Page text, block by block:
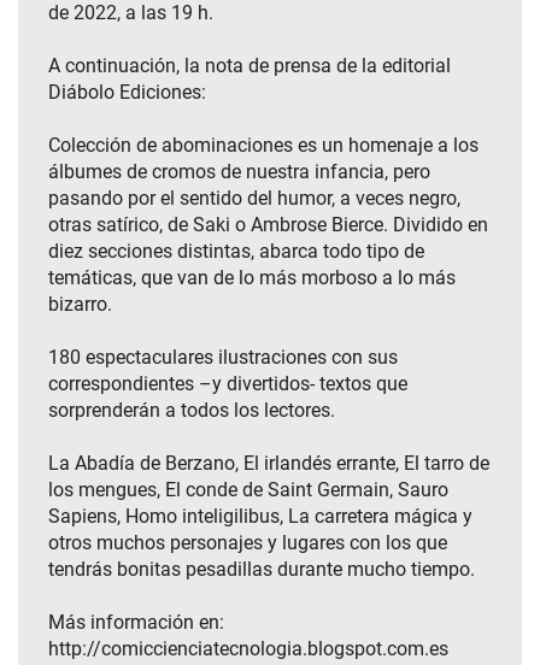
de 2022, a las 19 h.
A continuación, la nota de prensa de la editorial
Diábolo Ediciones:
Colección de abominaciones es un homenaje a los
álbumes de cromos de nuestra infancia, pero
pasando por el sentido del humor, a veces negro,
otras satírico, de Saki o Ambrose Bierce. Dividido en
diez secciones distintas, abarca todo tipo de
temáticas, que van de lo más morboso a lo más
bizarro.
180 espectaculares ilustraciones con sus
correspondientes –y divertidos- textos que
sorprenderán a todos los lectores.
La Abadía de Berzano, El irlandés errante, El tarro de
los mengues, El conde de Saint Germain, Sauro
Sapiens, Homo inteligilibus, La carretera mágica y
otros muchos personajes y lugares con los que
tendrás bonitas pesadillas durante mucho tiempo.
Más información en:
http://comiccienciatecnologia.blogspot.com.es